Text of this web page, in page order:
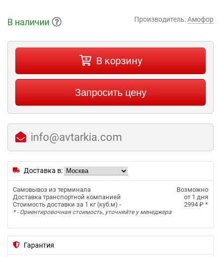
В наличии Производитель:Амофор
В корзину
Запросить цену
info@avtarkia.com
Доставка в:
Самовывоз из терминала
Возможно
Доставка транспортной компанией
от 1 дня
Стоимость доставки за 1 кг (куб.м) -
2994 ₽ *
* - Ориентировочная стоимость, уточняйте у менеджера
Гарантия